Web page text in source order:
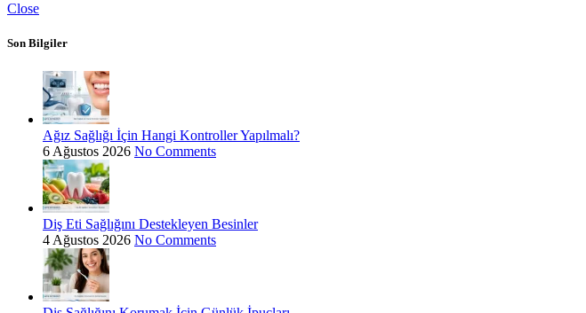
Close
Son Bilgiler
Ağız Sağlığı İçin Hangi Kontroller Yapılmalı?
6 Ağustos 2026 No Comments
Diş Eti Sağlığını Destekleyen Besinler
4 Ağustos 2026 No Comments